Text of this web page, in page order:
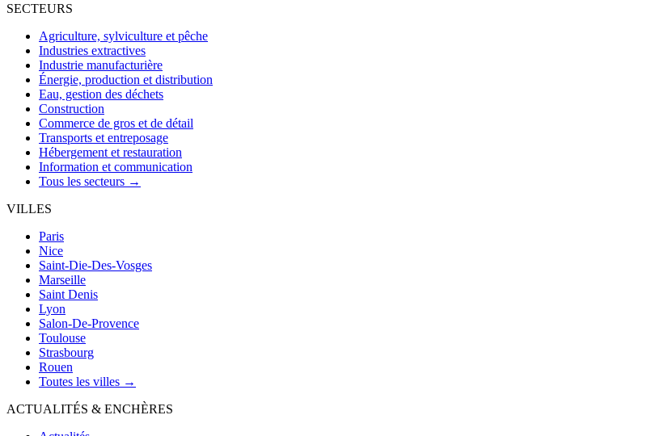
SECTEURS
Agriculture, sylviculture et pêche
Industries extractives
Industrie manufacturière
Énergie, production et distribution
Eau, gestion des déchets
Construction
Commerce de gros et de détail
Transports et entreposage
Hébergement et restauration
Information et communication
Tous les secteurs →
VILLES
Paris
Nice
Saint-Die-Des-Vosges
Marseille
Saint Denis
Lyon
Salon-De-Provence
Toulouse
Strasbourg
Rouen
Toutes les villes →
ACTUALITÉS & ENCHÈRES